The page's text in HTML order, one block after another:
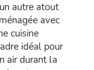
autre atout
avec
cuisine
idéal pour
air durant la